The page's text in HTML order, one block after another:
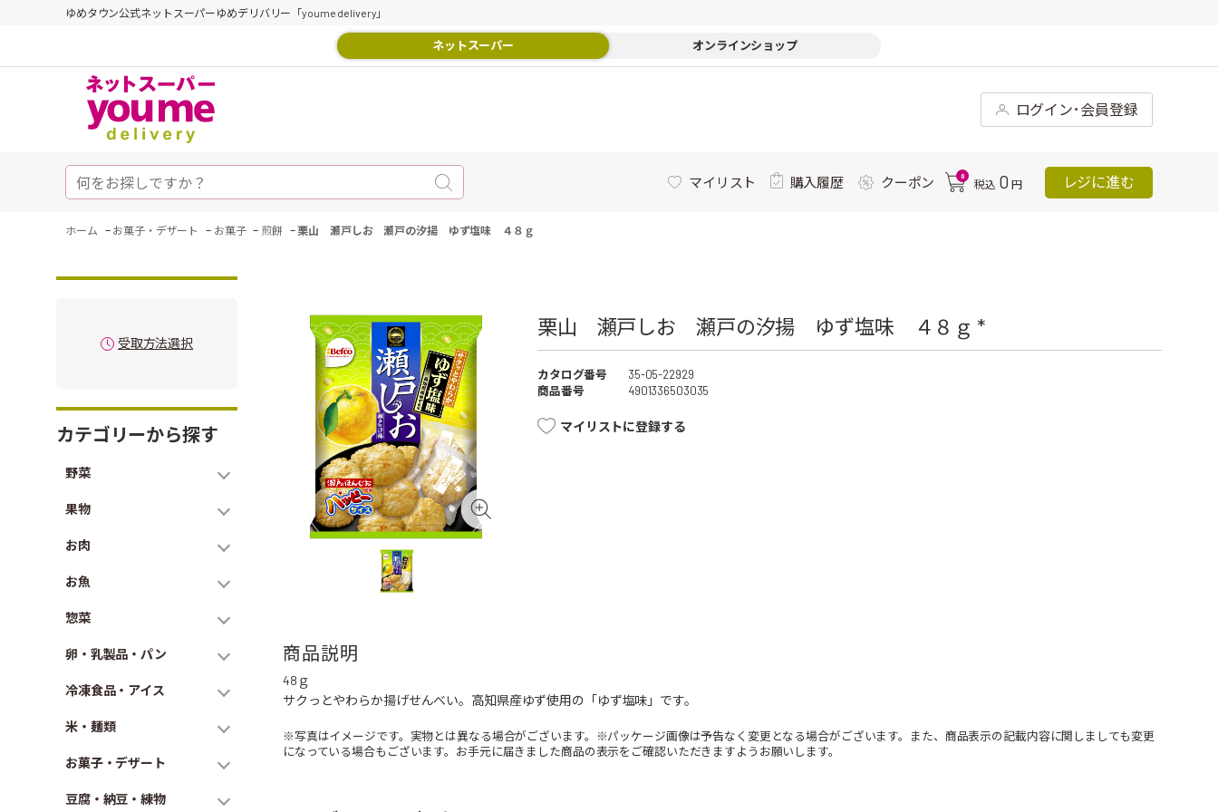
ゆめタウン公式ネットスーパーゆめデリバリー「youme delivery」
ネットスーパー オンラインショップ
ログイン･会員登録
マイリスト 購入履歴 クーポン 0
税込 0 円 レジに進む
ホーム - お菓子・デザート - お菓子 - 煎餅 -栗山 瀬戸しお 瀬戸の汐揚 ゆず塩味 ４８ｇ
受取方法選択
カテゴリーから探す
野菜
果物
お肉
お魚
惣菜
卵・乳製品・パン
冷凍食品・アイス
米・麺類
お菓子・デザート
豆腐・納豆・練物
栗山 瀬戸しお 瀬戸の汐揚 ゆず塩味 ４８ｇ *
カタログ番号
35-05-22929
商品番号
4901336503035
マイリストに登録する
商品説明
48ｇ
サクっとやわらか揚げせんべい。高知県産ゆず使用の「ゆず塩味」です。
※写真はイメージです。実物とは異なる場合がございます。※パッケージ画像は予告なく変更となる場合がございます。また、商品表示の記載内容に関しましても変更
になっている場合もございます。お手元に届きました商品の表示をご確認いただきますようお願いします。